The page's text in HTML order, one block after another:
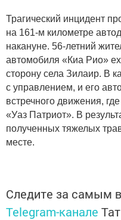
Трагический инцидент
на 161-м километре
накануне. 56-летний
автомобиля «Киа Рио»
сторону села Зилаир. В
с управлением, и его
встречного движения,
«Уаз Патриот». В
полученных тяжелых
месте.
Следите за самым
Telegram-канале